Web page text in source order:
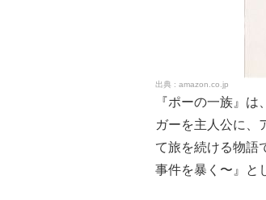
amazon.co.jp
『ポーの一族』
ガーを主人公に、
て旅を続ける物語
事件を暴く〜 』と